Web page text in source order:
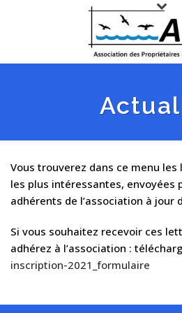
Vous trouverez dans ce menu
les plus intéressantes, envoyées
adhérents de l’association à jour
Si vous souhaitez recevoir ces
adhérez à l’association :
inscription-2021_formulaire